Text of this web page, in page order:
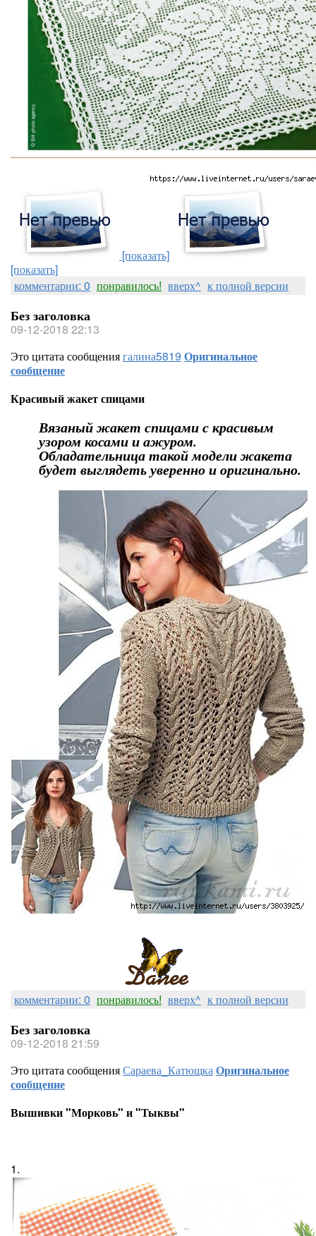
[показать]
[показать]
комментарии: 0 понравилось! вверх^ к полной версии
Без заголовка
09-12-2018 22:13
Это цитата сообщениягалина5819 Оригинальное
сообщение
Красивый жакет спицами
Вязаный жакет спицами с красивым
узором косами и ажуром.
Обладательница такой модели жакета
будет выглядеть уверенно и оригинально.
комментарии: 0 понравилось! вверх^ к полной версии
Без заголовка
09-12-2018 21:59
Это цитата сообщенияСараева_КатющкаОригинальное
сообщение
Вышивки "Морковь" и "Тыквы"
1.